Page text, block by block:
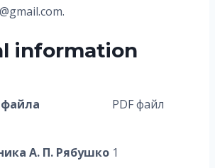
information
PDF файл
А. П. Рябушко 1